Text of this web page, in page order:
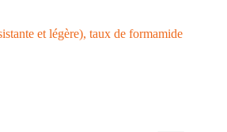
et légère), taux de formamide